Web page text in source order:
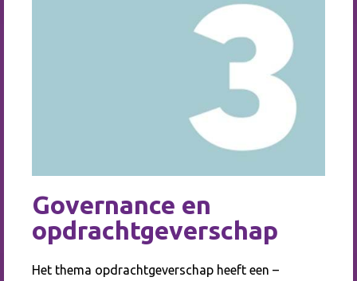
Governance en
opdrachtgeverschap
Het thema opdrachtgeverschap heeft een –